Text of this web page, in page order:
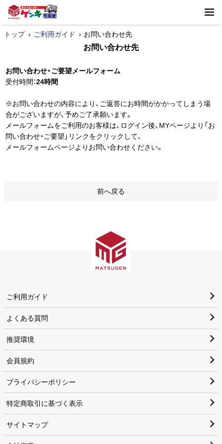
トップ ご利用ガイド お問い合わせ先
お問い合わせ先
お問い合わせ・ご要望メールフォーム
受付時間：24時間
※お問い合わせの内容により、ご返答にお時間がかかってしまう場
合がございますが、予めご了承願います。
メールフォームをご利用のお客様は、ログイン後、MYページより「お
問い合わせ・ご要望」リンクをクリックして、
メールフォームページよりお問い合わせください。
前へ戻る
ご利用ガイド
よくある質問
推奨環境
会員規約
プライバシーポリシー
特定商取引に基づく表示
サイトマップ